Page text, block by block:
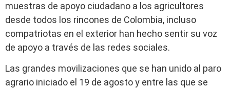
muestras de apoyo ciudadano a los agricultores
desde todos los rincones de Colombia, incluso
compatriotas en el exterior han hecho sentir su voz
de apoyo a través de las redes sociales.
Las grandes movilizaciones que se han unido al paro
agrario iniciado el 19 de agosto y entre las que se